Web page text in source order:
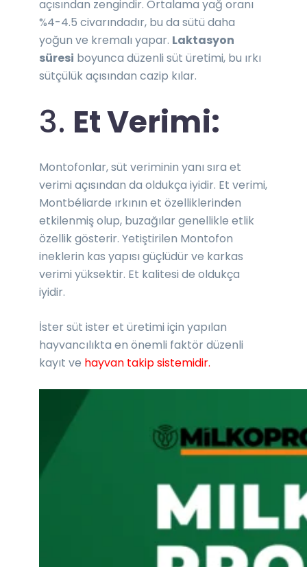
açısından zengindir. Ortalama yağ oranı
%4-4.5 civarındadır, bu da sütü daha
yoğun ve kremalı yapar. Laktasyon
süresi boyunca düzenli süt üretimi, bu ırkı
sütçülük açısından cazip kılar.
3. Et Verimi:
Montofonlar, süt veriminin yanı sıra et
verimi açısından da oldukça iyidir. Et verimi,
Montbéliarde ırkının et özelliklerinden
etkilenmiş olup, buzağılar genellikle etlik
özellik gösterir. Yetiştirilen Montofon
ineklerin kas yapısı güçlüdür ve karkas
verimi yüksektir. Et kalitesi de oldukça
iyidir.
İster süt ister et üretimi için yapılan
hayvancılıkta en önemli faktör düzenli
kayıt ve hayvan takip sistemidir.